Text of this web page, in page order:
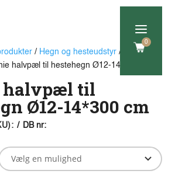
a
0
/ Hegn og hesteudstyr/
halvpæl til hestehegn Ø12-14*300 cm
halvpæl til
Ø12-14*300 cm
/ DB nr: